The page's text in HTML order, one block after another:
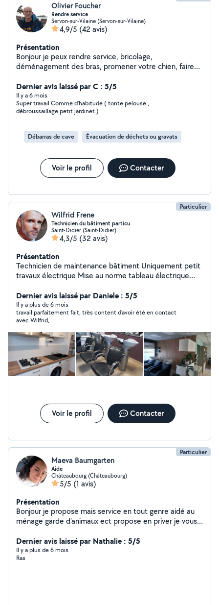
Olivier Foucher
Rendre service
Servon-sur-Vilaine (Servon-sur-Vilaine)
4,9/5 (42 avis)
Présentation
Bonjour je peux rendre service, bricolage,
déménagement des bras, promener votre chien, faire
Dernier avis laissé par C : 5/5
Il y a 6 mois
Super travail Comme d’habitude ( tonte pelouse ,
débroussaillage petit jardinet )
Débarras de cave Évacuation de déchets ou gravats
Voir le profil Contacter
Particulier
Wilfrid Frene
Technicien du bâtiment particu
Saint-Didier (Saint-Didier)
4,3/5 (32 avis)
Présentation
Technicien de maintenance bâtiment Uniquement petit
travaux électrique Mise au norme tableau électrique
,multicouche,remplacement mitigeur douche, lavabo
,evier vanne d arrêt. Alimentation electrique portail
battant Parquet chambre ,mise en place de barre de
rideaux ,raboter porte bois ,remplacement serrure.
entretien vmc Entretien ballon d eau chaude Déco sur
mur menuiserie. Mise en place d éclairage ou prise de
courant Habilitation électrique BR
Dernier avis laissé par Daniele : 5/5
Il y a plus de 6 mois
travail parfaitement fait, très content d'avoir été en contact
avec Wilfrid,
Voir le profil Contacter
Particulier
Maeva Baumgarten
Aide
Châteaubourg (Châteaubourg)
5/5 (1 avis)
Présentation
Bonjour je propose mais service en tout genre aidé au
ménage garde d'animaux ect propose en priver je vous
Dernier avis laissé par Nathalie : 5/5
Il y a plus de 6 mois
Ras